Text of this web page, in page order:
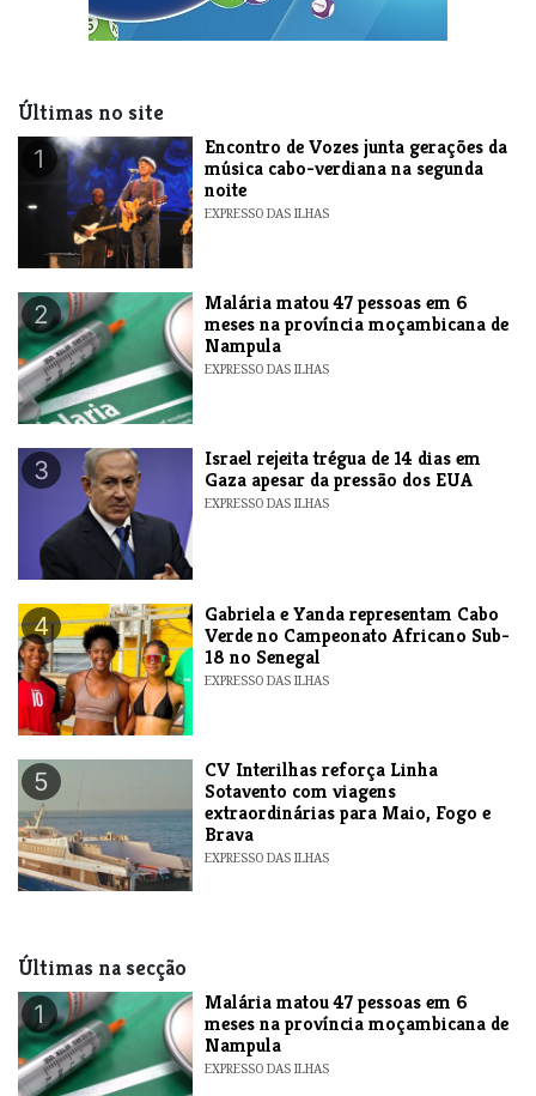
Últimas no site
1
Encontro de Vozes junta gerações da
música cabo-verdiana na segunda
noite
EXPRESSO DAS ILHAS
2
​Malária matou 47 pessoas em 6
meses na província moçambicana de
Nampula
EXPRESSO DAS ILHAS
3
​Israel rejeita trégua de 14 dias em
Gaza apesar da pressão dos EUA
EXPRESSO DAS ILHAS
4
Gabriela e Yanda representam Cabo
Verde no Campeonato Africano Sub-
18 no Senegal
EXPRESSO DAS ILHAS
5
​CV Interilhas reforça Linha
Sotavento com viagens
extraordinárias para Maio, Fogo e
Brava
EXPRESSO DAS ILHAS
Últimas na secção
1
​Malária matou 47 pessoas em 6
meses na província moçambicana de
Nampula
EXPRESSO DAS ILHAS